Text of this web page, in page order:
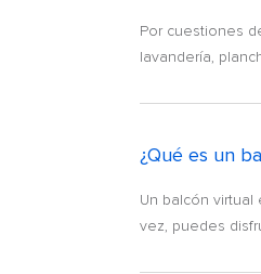
Por cuestiones
lavandería,
¿Qué es un
Un balcón
vez, puedes